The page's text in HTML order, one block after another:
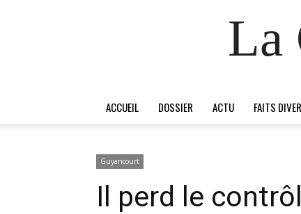
La
ACCUEIL DOSSIER ACTU FAITS
Guyancourt
Il perd le